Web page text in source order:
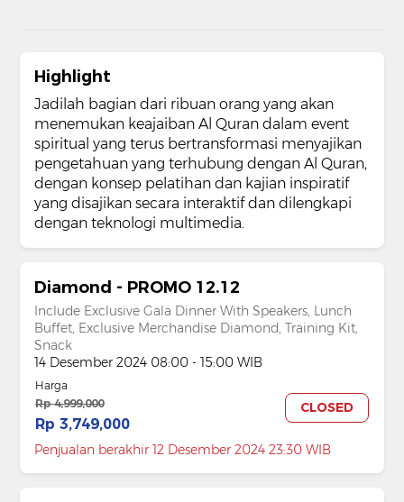
Highlight
Jadilah bagian dari ribuan orang yang akan
menemukan keajaiban Al Quran dalam event
spiritual yang terus bertransformasi menyajikan
pengetahuan yang terhubung dengan Al Quran,
dengan konsep pelatihan dan kajian inspiratif
yang disajikan secara interaktif dan dilengkapi
dengan teknologi multimedia.
Diamond - PROMO 12.12
Include Exclusive Gala Dinner With Speakers, Lunch
Buffet, Exclusive Merchandise Diamond, Training Kit,
Snack
14 Desember 2024 08:00 - 15:00 WIB
Harga
Rp 4,999,000
Rp 3,749,000
CLOSED
Penjualan berakhir 12 Desember 2024 23:30 WIB